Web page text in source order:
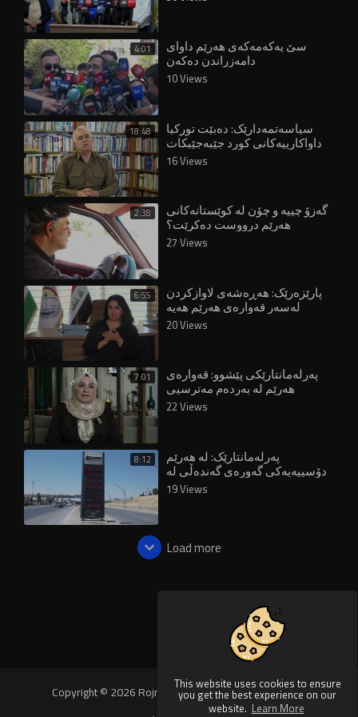
This website uses cookies to ensure
you get the best experience on our
website. Learn More
4:01 سێ یەکەمەکەی هەرێم داوای
دامەزراندن دەکەن
10 Views
18:48 سیاسەتمەدارێک: دەبێت تورکیا
داواکارییەکانی کورد جێبەجێبکات
16 Views
2:38 گەزۆ چییە و چۆن لە کوێستانەکانی
هەرێم درووست دەکرێت؟
27 Views
6:55 پارێزەرێک: هەڕەشەی لاوازکردن
لەسەر قەوارەی هەرێم هەیە
20 Views
7:01 پەرلەمانتارێکی پێشوو: قەوارەی
هەرێم لە بەردەم مەترسیی
ڕاستەقینەی لەناوچووندایە
22 Views
8:12 پەرلەمانتارێک: لە هەرێم
دۆسییەیەکی گەورەی گەندەڵی لە
پشت بازرگانی نەوتەوەیە
19 Views
Load more
Copyright © 2026 Rojnews Video. All rights reserved.